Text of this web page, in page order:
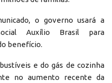
o governo usará a
Auxílio Brasil para
benefício.
e do gás de cozinha
no aumento recente da